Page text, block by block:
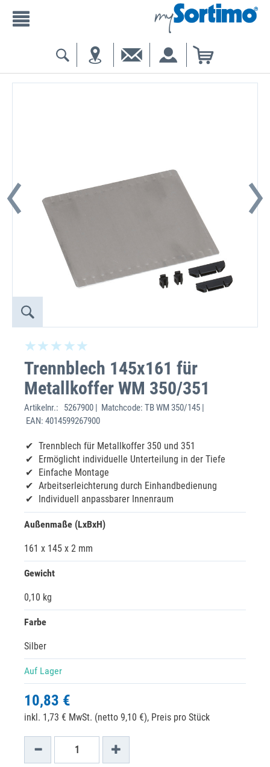
Trennblech 145x161 für
Metallkoffer WM 350/351
Artikelnr.:
5267900 | Matchcode: TB WM 350/145 |
EAN: 4014599267900
Trennblech für Metallkoffer 350 und 351
Ermöglicht individuelle Unterteilung in der Tiefe
Einfache Montage
Arbeitserleichterung durch Einhandbedienung
Individuell anpassbarer Innenraum
Außenmaße (LxBxH)
161 x 145 x 2 mm
Gewicht
0,10 kg
Farbe
Silber
Auf Lager
10,83 €
inkl. 1,73 € MwSt. (netto 9,10 €), Preis pro Stück